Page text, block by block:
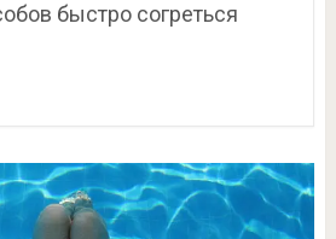
быстро согреться